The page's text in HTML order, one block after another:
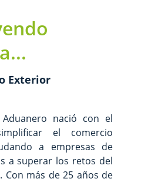
Aduanero nació con el
el comercio
a empresas de
a superar los retos del
Con más de 25 años de
Exterior